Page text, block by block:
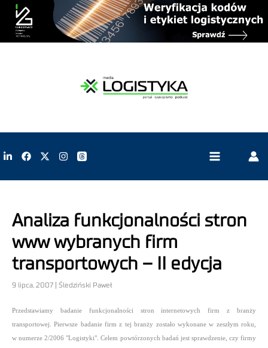
Analiza funkcjonalności stron
www wybranych firm
transportowych – II edycja
9 lipca, 2007 | Śledziński Paweł
Przedstawiamy badanie funkcjonalności stron internetowych firm z branży
transportowej. Pierwsze badanie firm z tej branży zostało wykonane w zeszłym roku,
w numerze 2/2006 "Logistyki". Celem powtórzonych badań jest sprawdzenie, czy firmy